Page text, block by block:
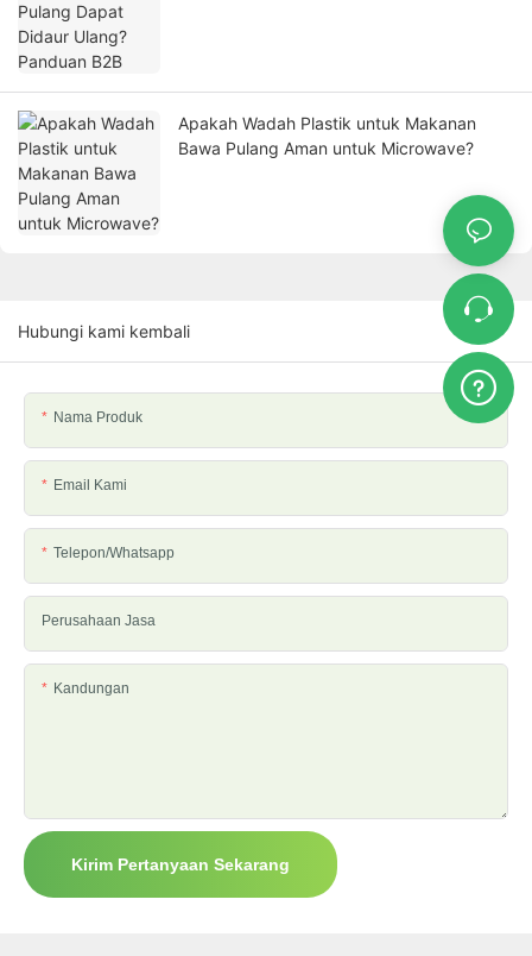
Apakah Wadah Plastik untuk Makanan
Bawa Pulang Aman untuk Microwave?
Hubungi kami kembali
Nama Produk
Email Kami
Telepon/whatsapp
Perusahaan Jasa
Kandungan
Kirim Pertanyaan Sekarang